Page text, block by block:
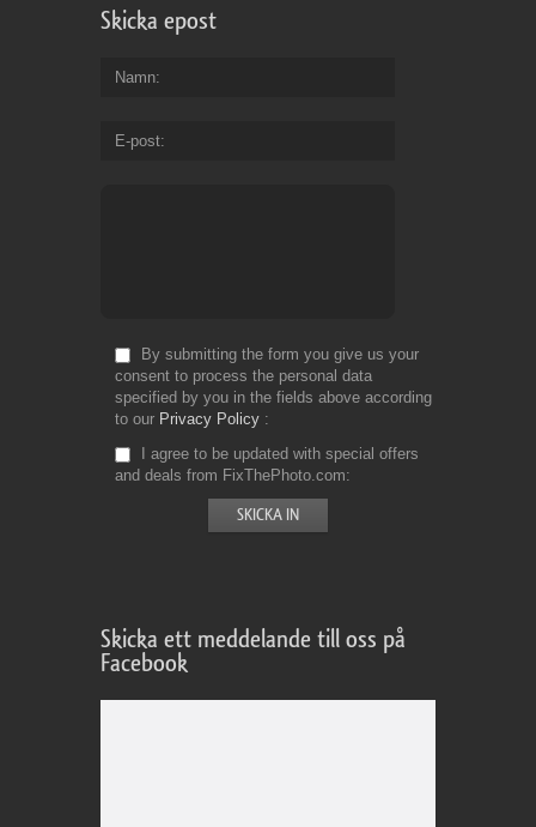
Skicka epost
Namn
E-post
By submitting the form you give us your
consent to process the personal data
specified by you in the fields above according
to our Privacy Policy
I agree to be updated with special offers
and deals from FixThePhoto.com
Skicka ett meddelande till oss på
Facebook